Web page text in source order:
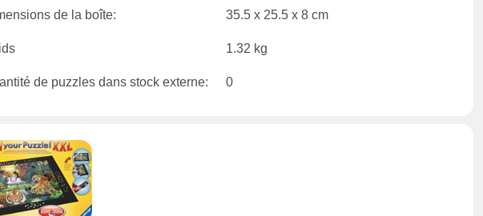
de la boîte: 35.5 x 25.5 x 8 cm
1.32 kg
de puzzles dans stock externe: 0